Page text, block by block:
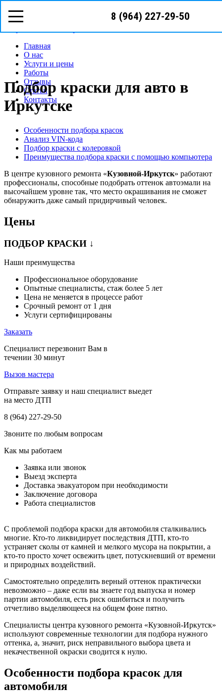
8 (964) 227-29-50
Режим работы: с пн-вс (09 - 22 00)Предварительная запись
Главная
О нас
Услуги и цены
Работы
Отзывы
Статьи
Контакты
Подбор краски для авто в
Иркутске
Особенности подбора красок
Анализ VIN-кода
Подбор краски с колеровкой
Преимущества подбора краски с помощью компьютера
В центре кузовного ремонта «Кузовной-Иркутск» работают
профессионалы, способные подобрать оттенок автоэмали на
высочайшем уровне так, что место окрашивания не сможет
обнаружить даже самый придирчивый человек.
Цены
ПОДБОР КРАСКИ ↓
Наши преимущества
Профессиональное оборудование
Опытные специалисты, стаж более 5 лет
Цена не меняется в процессе работ
Срочный ремонт от 1 дня
Услуги сертифицированы
Заказать
Специалист перезвонит Вам в
течении 30 минут
Вызов мастера
Отправьте заявку и наш специалист выедет
на место ДТП
8 (964) 227-29-50
Звоните по любым вопросам
Как мы работаем
Заявка или звонок
Выезд эксперта
Доставка эвакуатором при необходимости
Заключение договора
Работа специалистов
С проблемой подбора краски для автомобиля сталкивались
многие. Кто-то ликвидирует последствия ДТП, кто-то
устраняет сколы от камней и мелкого мусора на покрытии, а
кто-то просто хочет освежить цвет, потускневший от времени
и природных воздействий.
Самостоятельно определить верный оттенок практически
невозможно – даже если вы знаете год выпуска и номер
партии автомобиля, есть риск ошибиться и получить
отчетливо выделяющееся на общем фоне пятно.
Специалисты центра кузовного ремонта «Кузовной-Иркутск»
используют современные технологии для подбора нужного
оттенка, а, значит, риск неправильного выбора цвета и
некачественной окраски сводится к нулю.
Особенности подбора красок для
автомобиля